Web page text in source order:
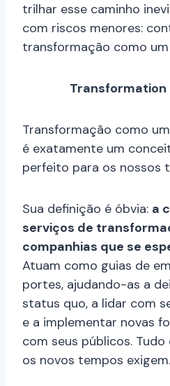
trilhar esse caminho
com riscos menores:
transformação como
Transformation
Transformação como
é exatamente um
perfeito para os nossos
Sua definição é óbvia: a
serviços de
companhias que se
Atuam como guias de
portes, ajudando-as a
status quo, a lidar com
e a implementar novas
com seus públicos.
os novos tempos exigem.